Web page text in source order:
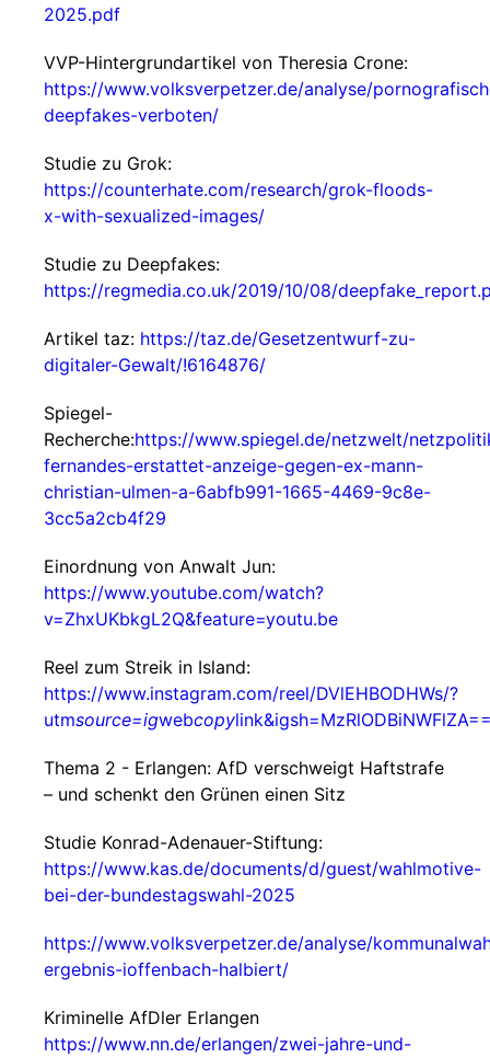
2025.pdf
VVP-Hintergrundartikel von Theresia Crone:
https://www.volksverpetzer.de/analyse/
deepfakes-verboten/
Studie zu Grok:
https://counterhate.com/research/grok-floods-
x-with-sexualized-images/
Studie zu Deepfakes:
https://regmedia.co.uk/2019/10/08/
Artikel taz: https://taz.de/Gesetzentwurf-zu-
digitaler-Gewalt/!6164876/
Spiegel-
Recherche:https://www.spiegel.de/netzwelt/
fernandes-erstattet-anzeige-gegen-ex-mann-
christian-ulmen-a-6abfb991-1665-4469-9c8e-
3cc5a2cb4f29
Einordnung von Anwalt Jun:
https://www.youtube.com/watch?
v=ZhxUKbkgL2Q&feature=youtu.be
Reel zum Streik in Island:
https://www.instagram.com/reel/DVlEHBODHWs/?
utmsource=igwebcopy
Thema 2 - Erlangen: AfD verschweigt Haftstrafe
– und schenkt den Grünen einen Sitz
Studie Konrad-Adenauer-Stiftung:
https://www.kas.de/documents/d/guest/wahlmotive-
bei-der-bundestagswahl-2025
https://www.volksverpetzer.de/analyse/
ergebnis-ioffenbach-halbiert/
Kriminelle AfDler Erlangen
https://www.nn.de/erlangen/zwei-jahre-und-